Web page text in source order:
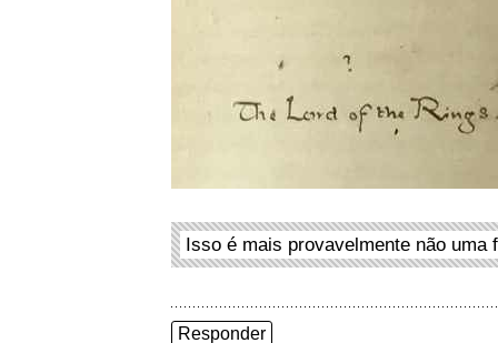
Isso é mais provavelmente não uma
Responder